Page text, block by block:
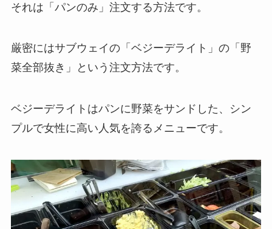
それは「パンのみ」注文する方法です。
厳密にはサブウェイの「ベジーデライト」の「野
菜全部抜き」という注文方法です。
ベジーデライトはパンに野菜をサンドした、シン
プルで女性に高い人気を誇るメニューです。